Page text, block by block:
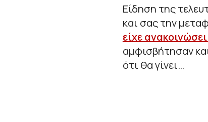
Είδηση της
και σας την
είχε
αμφισβήτησαν
ότι θα γίνει…